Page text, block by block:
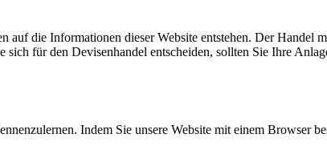
auf die Informationen dieser Website entstehen. Der Handel
für den Devisenhandel entscheiden, sollten Sie Ihre
Indem Sie unsere Website mit einem Browser